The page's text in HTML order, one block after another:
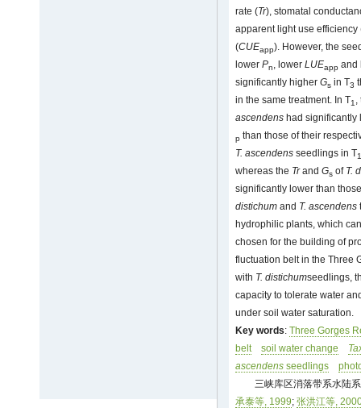
rate (Tr), stomatal
apparent light use efficiency
(CUEapp). However, the
lower Pn, lower LUEapp and
significantly higher Gs in T3
in the same treatment. In T1,
ascendens had
p than those of their
T. ascendens seedlings in T1
whereas the Trand Gs of T.
significantly lower than
distichum and T. ascendens
hydrophilic plants, which
chosen for the building of
fluctuation belt in the Three
with T. distichumseedlings,
capacity to tolerate water
under soil water saturation.
Key words: Three Gorges
belt
soil water change
ascendens seedlings
三峡库区消落带系水陆
承泰等, 1999; 张洪江等,